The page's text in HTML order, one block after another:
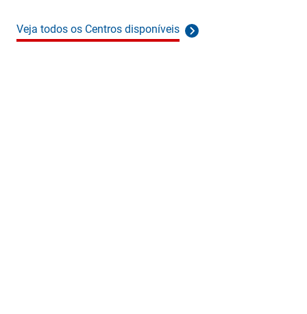
Veja todos os Centros disponíveis